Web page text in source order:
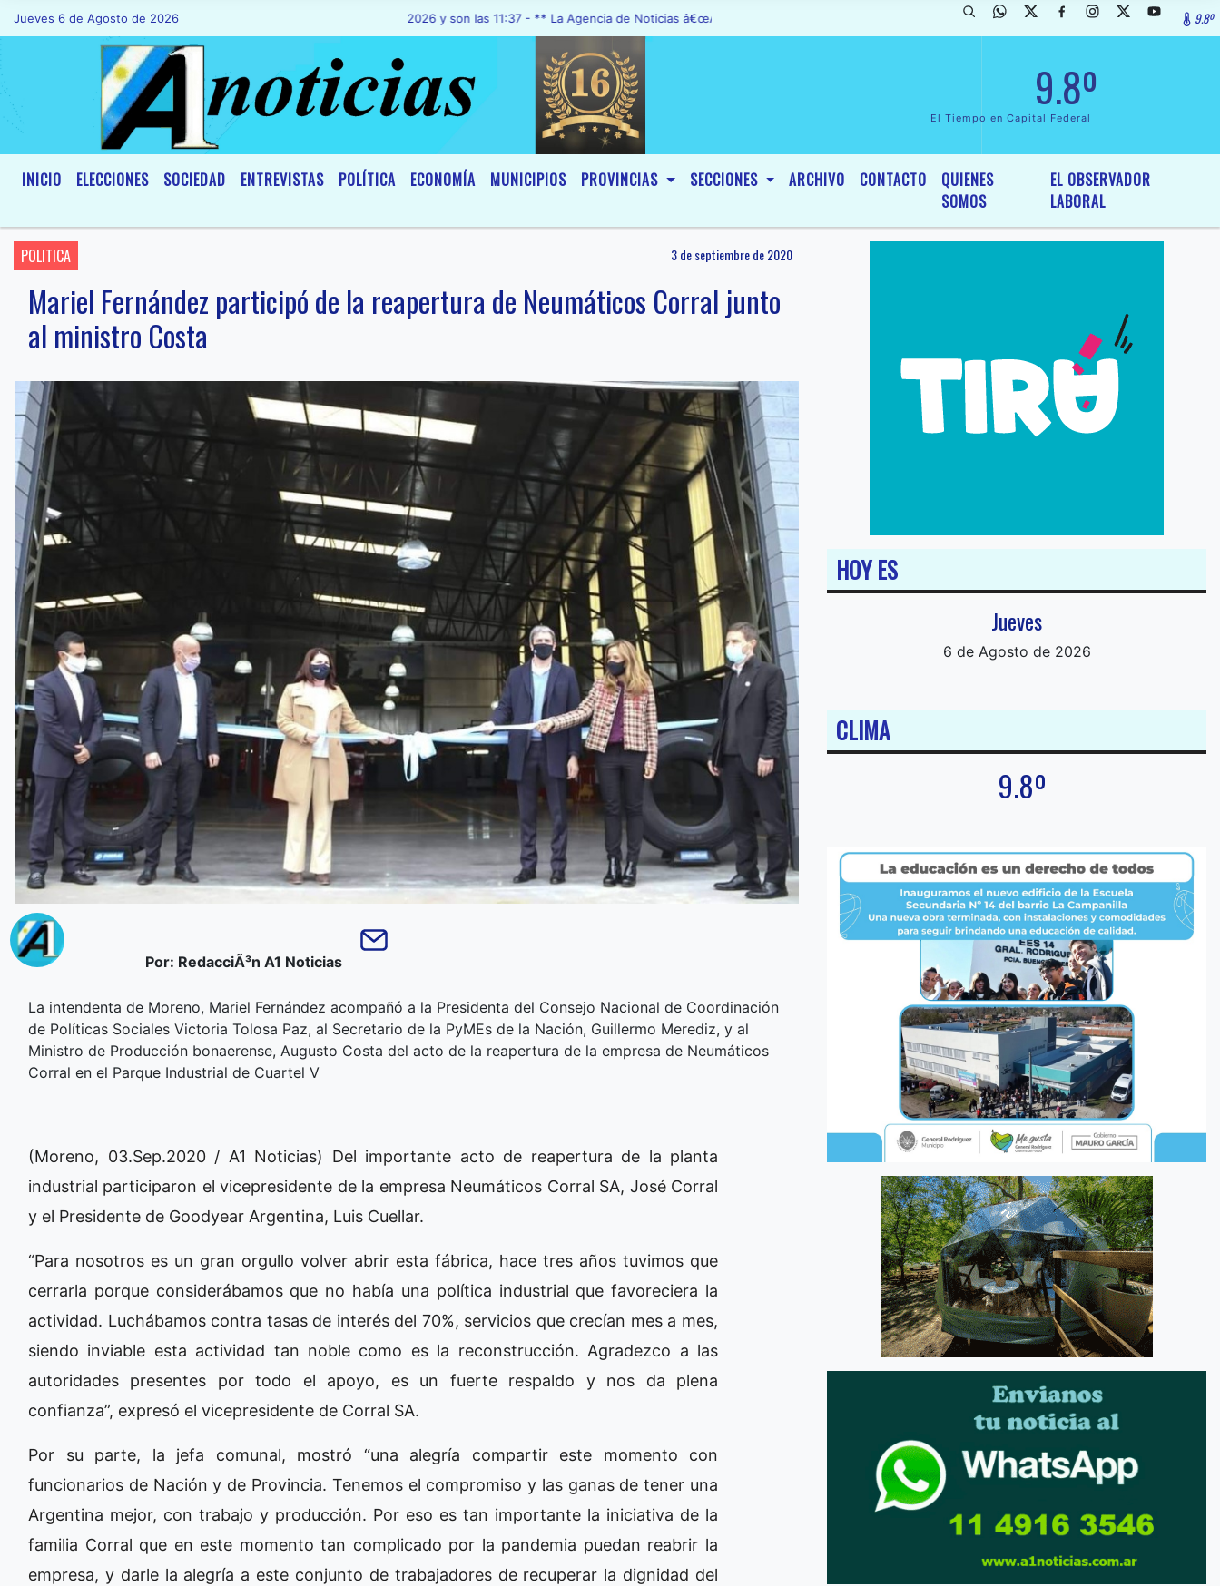
Jueves 6 de Agosto de 2026 Hoy es Jueves 6 de Agosto de 2026 y son las 11:37 - ** La Agencia de Noticias â€œA1 Noticiasâ€, fue declarada de InterÃ©s General y Legislativo, por Ordenanza NÂº 6236/19 del9.8º
9.8º
El Tiempo en Capital Federal
INICIO ELECCIONES SOCIEDAD ENTREVISTAS POLÍTICA ECONOMÍA MUNICIPIOS PROVINCIAS SECCIONES ARCHIVO CONTACTO
QUIENES
SOMOS
EL OBSERVADOR
LABORAL
POLITICA 3 de septiembre de 2020
Mariel Fernández participó de la reapertura de Neumáticos Corral junto
al ministro Costa
Por: RedacciÃ³n A1 Noticias
La intendenta de Moreno, Mariel Fernández acompañó a la Presidenta del Consejo Nacional de Coordinación
de Políticas Sociales Victoria Tolosa Paz, al Secretario de la PyMEs de la Nación, Guillermo Merediz, y al
Ministro de Producción bonaerense, Augusto Costa del acto de la reapertura de la empresa de Neumáticos
Corral en el Parque Industrial de Cuartel V
(Moreno, 03.Sep.2020 / A1 Noticias) Del importante acto de reapertura de la planta
industrial participaron el vicepresidente de la empresa Neumáticos Corral SA, José Corral
y el Presidente de Goodyear Argentina, Luis Cuellar.
“Para nosotros es un gran orgullo volver abrir esta fábrica, hace tres años tuvimos que
cerrarla porque considerábamos que no había una política industrial que favoreciera la
actividad. Luchábamos contra tasas de interés del 70%, servicios que crecían mes a mes,
siendo inviable esta actividad tan noble como es la reconstrucción. Agradezco a las
autoridades presentes por todo el apoyo, es un fuerte respaldo y nos da plena
confianza”, expresó el vicepresidente de Corral SA.
Por su parte, la jefa comunal, mostró “una alegría compartir este momento con
funcionarios de Nación y de Provincia. Tenemos el compromiso y las ganas de tener una
Argentina mejor, con trabajo y producción. Por eso es tan importante la iniciativa de la
familia Corral que en este momento tan complicado por la pandemia puedan reabrir la
empresa, y darle la alegría a este conjunto de trabajadores de recuperar la dignidad del
HOY ES
Jueves
6 de Agosto de 2026
CLIMA
9.8º